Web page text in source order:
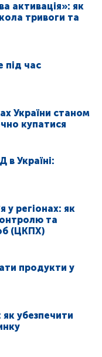
активація»: як
тривоги та
під час
України станом
купатися
в Україні:
у регіонах: як
та
(ЦКПХ)
продукти у
як убезпечити